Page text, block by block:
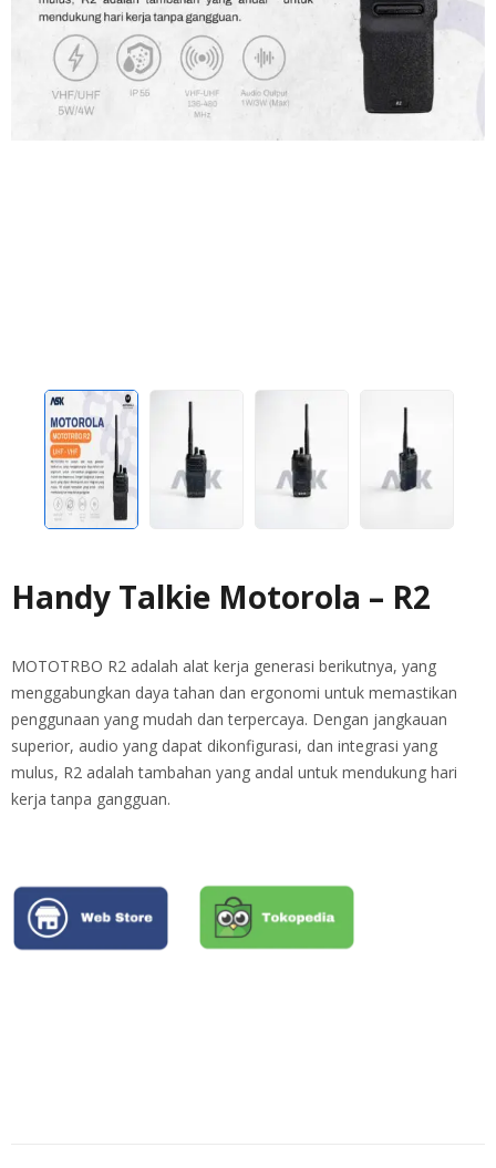
Handy Talkie Motorola – R2
MOTOTRBO R2 adalah alat kerja generasi berikutnya, yang
menggabungkan daya tahan dan ergonomi untuk memastikan
penggunaan yang mudah dan terpercaya. Dengan jangkauan
superior, audio yang dapat dikonfigurasi, dan integrasi yang
mulus, R2 adalah tambahan yang andal untuk mendukung hari
kerja tanpa gangguan.